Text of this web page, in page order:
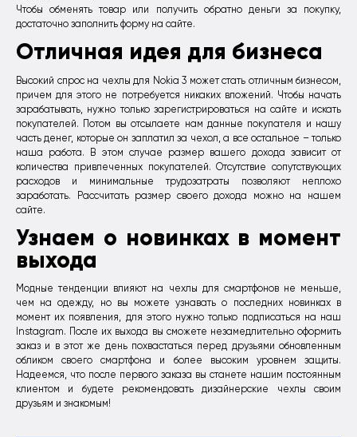
Чтобы обменять товар или получить обратно деньги за покупку,
достаточно заполнить форму на сайте.
Отличная идея для бизнеса
Высокий спрос на чехлы для Nokia 3 может стать отличным бизнесом,
причем для этого не потребуется никаких вложений. Чтобы начать
зарабатывать, нужно только зарегистрироваться на сайте и искать
покупателей. Потом вы отсылаете нам данные покупателя и нашу
часть денег, которые он заплатил за чехол, а все остальное – только
наша работа. В этом случае размер вашего дохода зависит от
количества привлеченных покупателей. Отсутствие сопутствующих
расходов и минимальные трудозатраты позволяют неплохо
заработать. Рассчитать размер своего дохода можно на нашем
сайте.
Узнаем о новинках в момент
выхода
Модные тенденции влияют на чехлы для смартфонов не меньше,
чем на одежду, но вы можете узнавать о последних новинках в
момент их появления, для этого нужно только подписаться на наш
Instagram. После их выхода вы сможете незамедлительно оформить
заказ и в этот же день похвастаться перед друзьями обновленным
обликом своего смартфона и более высоким уровнем защиты.
Надеемся, что после первого заказа вы станете нашим постоянным
клиентом и будете рекомендовать дизайнерские чехлы своим
друзьям и знакомым!